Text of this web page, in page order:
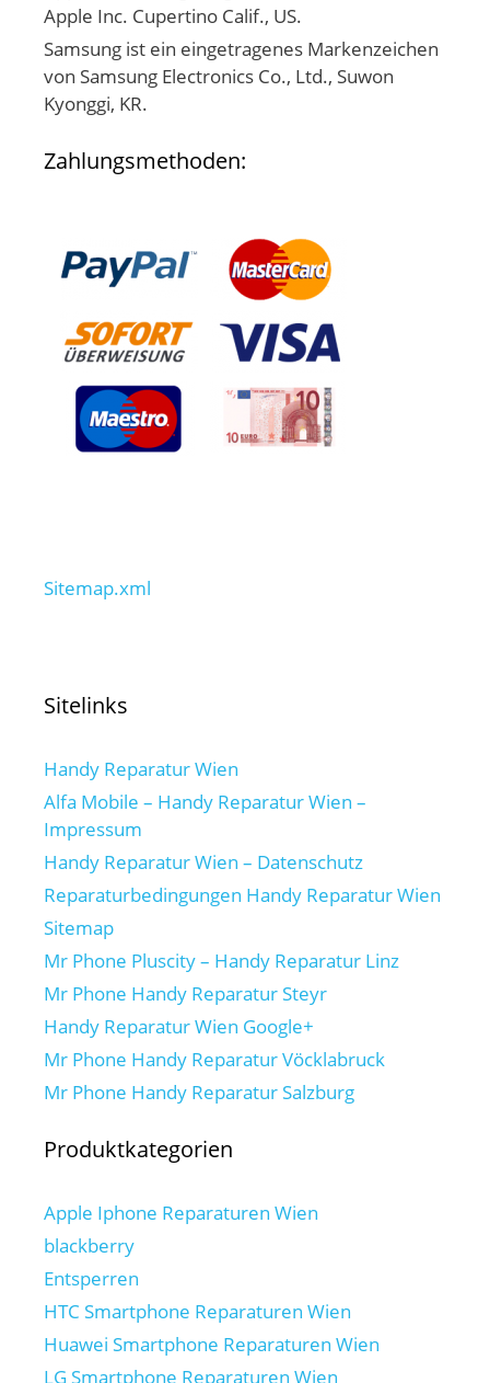
Apple Inc. Cupertino Calif., US.
Samsung ist ein eingetragenes Markenzeichen
von Samsung Electronics Co., Ltd., Suwon
Kyonggi, KR.
Zahlungsmethoden:
Sitemap.xml
Sitelinks
Handy Reparatur Wien
Alfa Mobile – Handy Reparatur Wien –
Impressum
Handy Reparatur Wien – Datenschutz
Reparaturbedingungen Handy Reparatur Wien
Sitemap
Mr Phone Pluscity – Handy Reparatur Linz
Mr Phone Handy Reparatur Steyr
Handy Reparatur Wien Google+
Mr Phone Handy Reparatur Vöcklabruck
Mr Phone Handy Reparatur Salzburg
Produktkategorien
Apple Iphone Reparaturen Wien
blackberry
Entsperren
HTC Smartphone Reparaturen Wien
Huawei Smartphone Reparaturen Wien
LG Smartphone Reparaturen Wien